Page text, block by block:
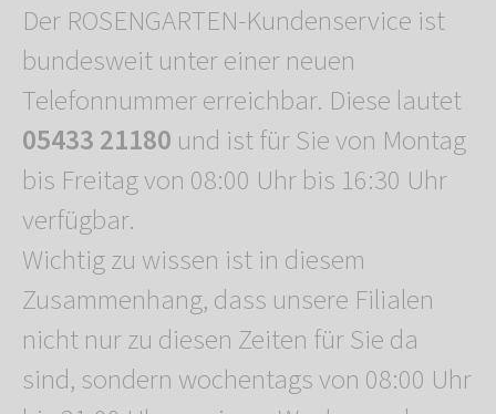
Der ROSENGARTEN-Kundenservice ist
bundesweit unter einer neuen
Telefonnummer erreichbar. Diese lautet
05433 21180 und ist für Sie von Montag
bis Freitag von 08:00 Uhr bis 16:30 Uhr
verfügbar.
Wichtig zu wissen ist in diesem
Zusammenhang, dass unsere Filialen
nicht nur zu diesen Zeiten für Sie da
sind, sondern wochentags von 08:00 Uhr